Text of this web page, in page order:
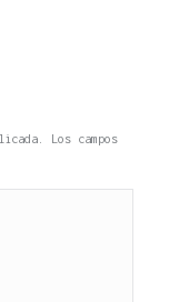
Los campos